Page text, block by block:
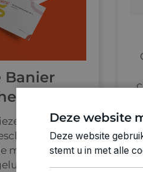
Banier
Dan koop
en
mogelijkheid
om te
Deze website
Deze website
stemt u in met alle